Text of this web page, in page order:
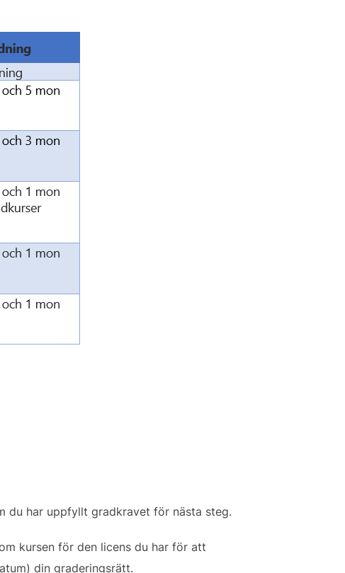
du har uppfyllt gradkravet för nästa steg.
kursen för den licens du har för att
din graderingsrätt.